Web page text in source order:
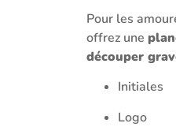
Pour les
offrez une
découper
Initiales
Logo